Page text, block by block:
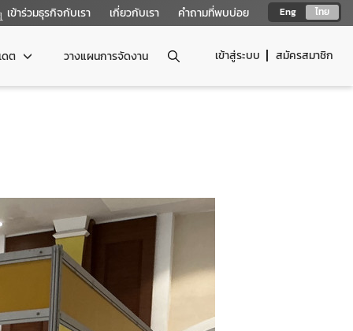
Eng ไทย
เข้าร่วมธุรกิจกับเรา เกี่ยวกับเรา คำถามที่พบบ่อย
เข้าสู่ระบบ สมัครสมาชิก
ดต วางแผนการจัดงาน